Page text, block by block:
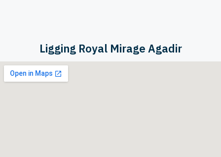
Ligging Royal Mirage Agadir